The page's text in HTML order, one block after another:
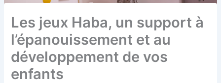
Les jeux Haba, un support à
l’épanouissement et au
développement de vos
enfants